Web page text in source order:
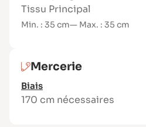
velours… (chaîne &
Biais : 1,70 m
Fil polyester (min.
Tissu Principal
Min. : 35 cm— Max. : 35 cm
Mercerie
Biais
170 cm nécessaires